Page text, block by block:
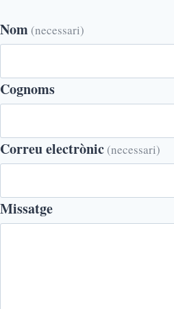
Nom (necessari)
Cognoms
Correu electrònic (necessari)
Missatge